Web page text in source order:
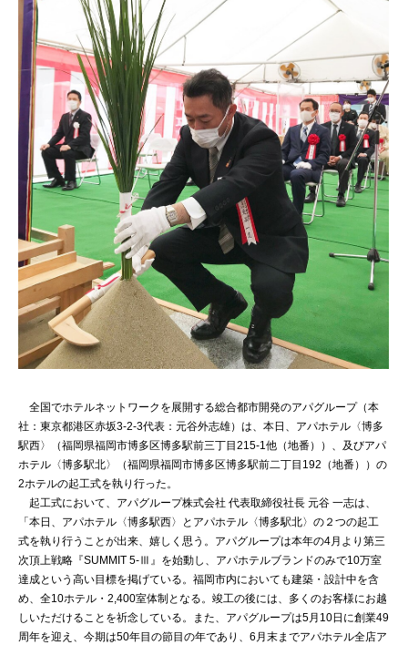
全国でホテルネットワークを展開する総合都市開発のアパグループ（本
社：東京都港区赤坂3-2-3代表：元谷外志雄）は、本日、アパホテル〈博多
駅西〉（福岡県福岡市博多区博多駅前三丁目215-1他（地番））、及びアパ
ホテル〈博多駅北〉（福岡県福岡市博多区博多駅前二丁目192（地番））の
2ホテルの起工式を執り行った。
起工式において、アパグループ株式会社 代表取締役社長 元谷 一志は、
「本日、アパホテル〈博多駅西〉とアパホテル〈博多駅北〉の２つの起工
式を執り行うことが出来、嬉しく思う。アパグループは本年の4月より第三
次頂上戦略『SUMMIT 5‐Ⅲ』を始動し、アパホテルブランドのみで10万室
達成という高い目標を掲げている。福岡市内においても建築・設計中を含
め、全10ホテル・2,400室体制となる。竣工の後には、多くのお客様にお越
しいただけることを祈念している。また、アパグループは5月10日に創業49
周年を迎え、今期は50年目の節目の年であり、6月末までアパホテル全店ア